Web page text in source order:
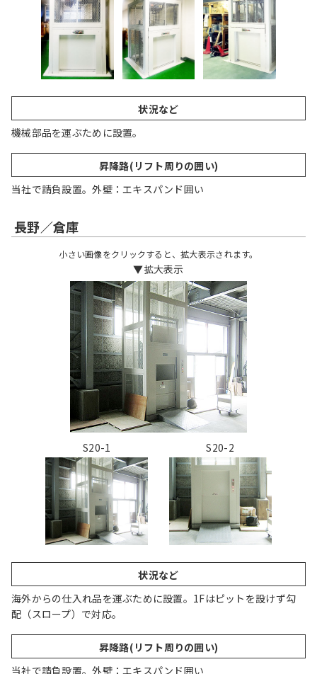
状況など
機械部品を運ぶために設置。
昇降路(リフト周りの囲い)
当社で請負設置。外壁：エキスパンド囲い
長野／倉庫
小さい画像をクリックすると、拡大表示されます。
▼拡大表示
S20-1 S20-2
状況など
海外からの仕入れ品を運ぶために設置。1Fはピットを設けず勾
配（スロープ）で対応。
昇降路(リフト周りの囲い)
当社で請負設置。外壁：エキスパンド囲い